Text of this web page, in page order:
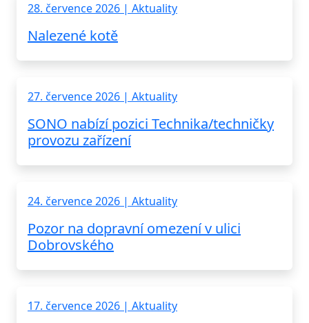
28. července 2026 | Aktuality
Nalezené kotě
27. července 2026 | Aktuality
SONO nabízí pozici Technika/techničky
provozu zařízení
24. července 2026 | Aktuality
Pozor na dopravní omezení v ulici
Dobrovského
17. července 2026 | Aktuality